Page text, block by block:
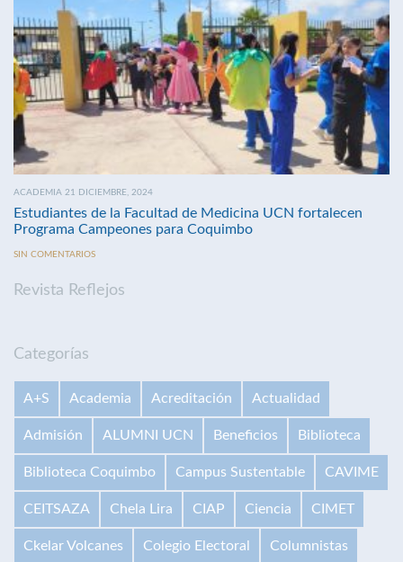
ACADEMIA 21 DICIEMBRE, 2024
Estudiantes de la Facultad de Medicina UCN fortalecen
Programa Campeones para Coquimbo
SIN COMENTARIOS
Revista Reflejos
Categorías
A+S Academia Acreditación Actualidad
Admisión ALUMNI UCN Beneficios Biblioteca
Biblioteca Coquimbo Campus Sustentable CAVIME
CEITSAZA Chela Lira CIAP Ciencia CIMET
Ckelar Volcanes Colegio Electoral Columnistas